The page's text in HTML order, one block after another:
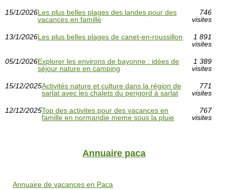
15/1/2026Les plus belles plages des landes pour des
vacances en famille
746
visites
13/1/2026Les plus belles plages de canet-en-roussillon
1 891
visites
05/1/2026Explorer les environs de bayonne : idées de
séjour nature en camping
1 389
visites
15/12/2025Activités nature et culture dans la région de
sarlat avec les chalets du perigord à sarlat
771
visites
12/12/2025Top des activites pour des vacances en
famille en normandie meme sous la pluie
767
visites
Annuaire paca
Annuaire de vacances en Paca